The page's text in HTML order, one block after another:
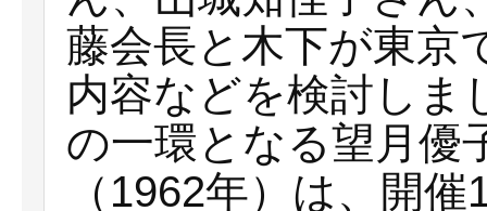
藤会長と木下が東京
内容などを検討しま
の一環となる望月優
（1962年）は、開